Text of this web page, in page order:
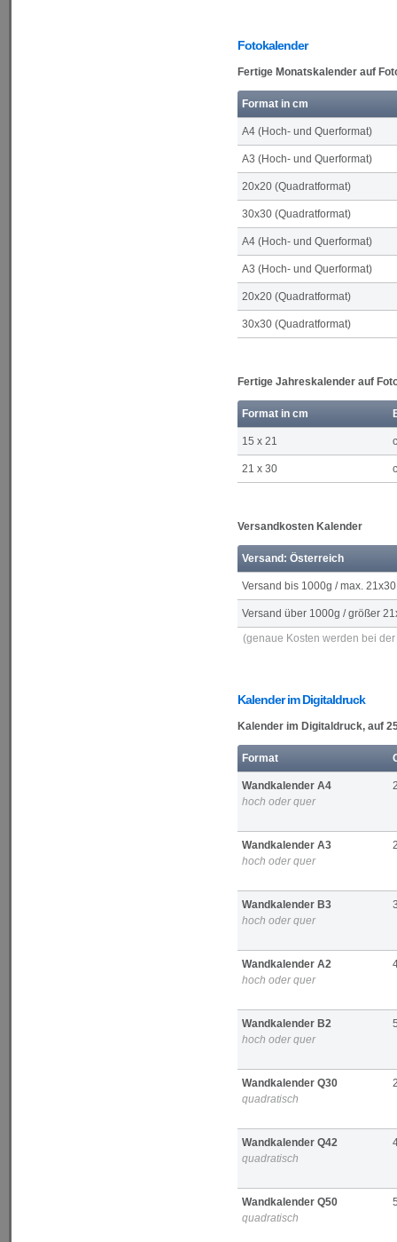
Fotokalender
Fertige Monatskalender auf
Format in cm
A4 (Hoch- und Querformat)
A3 (Hoch- und Querformat)
20x20 (Quadratformat)
30x30 (Quadratformat)
A4 (Hoch- und Querformat)
A3 (Hoch- und Querformat)
20x20 (Quadratformat)
30x30 (Quadratformat)
Fertige Jahreskalender auf
Format in cm
15 x 21
21 x 30
Versandkosten Kalender
Versand: Österreich
Versand bis 1000g / max. 21x30
Versand über 1000g / größer
(genaue Kosten werden bei
Kalender im Digitaldruck
Kalender im Digitaldruck, auf
Format
Wandkalender A4
hoch oder quer
Wandkalender A3
hoch oder quer
Wandkalender B3
hoch oder quer
Wandkalender A2
hoch oder quer
Wandkalender B2
hoch oder quer
Wandkalender Q30
quadratisch
Wandkalender Q42
quadratisch
Wandkalender Q50
quadratisch